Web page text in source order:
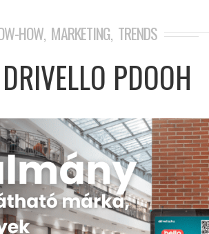
HOW, MARKETING, TRENDS
PDOOH